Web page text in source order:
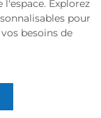
Explorez
pour
besoins de